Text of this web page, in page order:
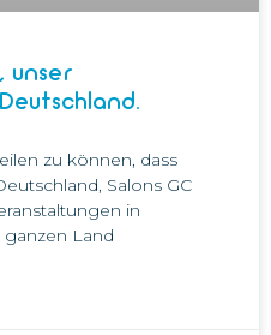
unser
zu können, dass
Salons GC
in
Land